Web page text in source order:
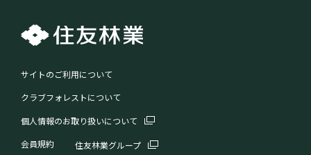
サイトのご利用について
クラブフォレストについて
個人情報のお取り扱いについて
会員規約
住友林業グループ